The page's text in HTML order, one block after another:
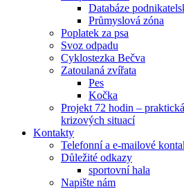
Databáze
Průmyslová zóna
Poplatek za psa
Svoz odpadu
Cyklostezka Bečva
Zatoulaná zvířata
Pes
Kočka
Projekt 72 hodin –
krizových situací
Kontakty
Telefonní a e-mailové
Důležité odkazy
sportovní hala
Napište nám